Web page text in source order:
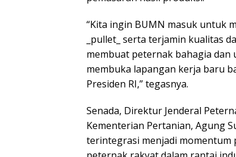
“Kita ingin BUMN masuk untuk
_pullet_ serta terjamin kualitas
membuat peternak bahagia
membuka lapangan kerja baru
Presiden RI,” tegasnya.
Senada, Direktur Jenderal
Kementerian Pertanian, Agung
terintegrasi menjadi